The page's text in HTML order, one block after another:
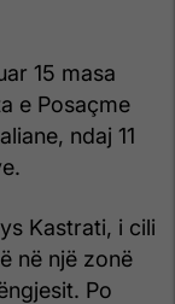
15 masa
e Posaçme
ndaj 11
Kastrati, i cili
në një zonë
Po